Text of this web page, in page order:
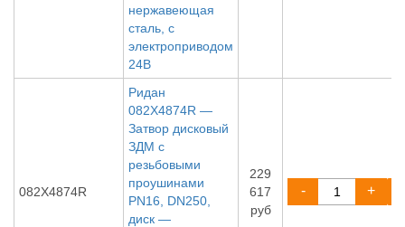
нержавеющая
сталь, с
электроприводом
24В
082X4874R
Ридан
082X4874R —
Затвор дисковый
ЗДМ с
резьбовыми
проушинами
PN16, DN250,
диск —
229
617
руб
- +